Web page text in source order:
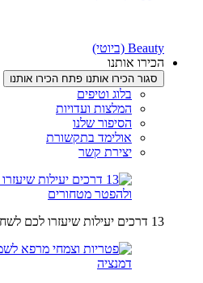
Beauty (ביוטי)
הכירו אותנו
סגור הכירו אותנו פתח הכירו אותנו
בלוג וטיפים
המלצות ועדויות
הסיפור שלנו
אולימד בתקשורת
יצירת קשר
13 דרכים יעילות שיעזרו לכם לשחרר עצירות ולהפטר מטחורים